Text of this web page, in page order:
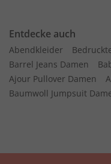
Entdecke auch
Abendkleider
Barrel Jeans Damen
Ajour Pullover Damen
Baumwoll Jumpsuit